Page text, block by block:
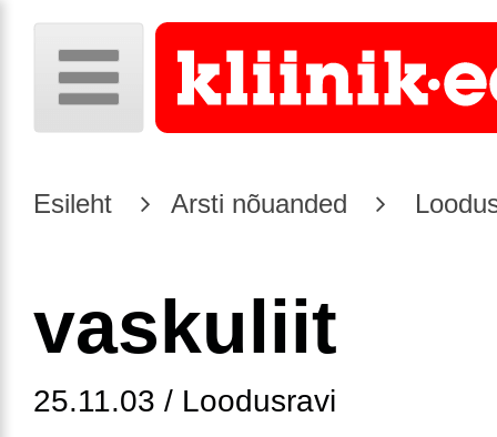
Esileht Arsti nõuanded
vaskuliit
25.11.03 / Loodusravi